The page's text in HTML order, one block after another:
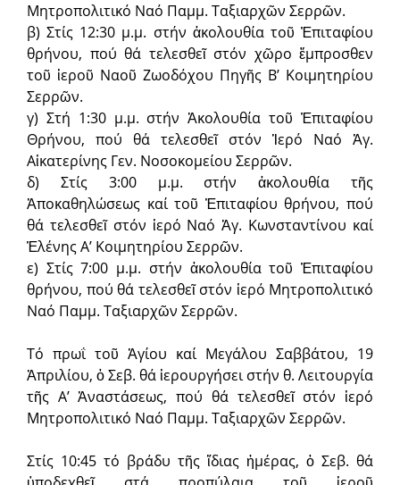
Μητροπολιτικό Ναό Παμμ. Ταξιαρχῶν Σερρῶν.
β) Στίς 12:30 μ.μ. στήν ἀκολουθία τοῦ Ἐπιταφίου
θρήνου, πού θά τελεσθεῖ στόν χῶρο ἔμπροσθεν
τοῦ ἱεροῦ Ναοῦ Ζωοδόχου Πηγῆς Β’ Κοιμητηρίου
Σερρῶν.
γ) Στή 1:30 μ.μ. στήν Ἀκολουθία τοῦ Ἐπιταφίου
Θρήνου, πού θά τελεσθεῖ στόν Ἱερό Ναό Ἁγ.
Αἰκατερίνης Γεν. Νοσοκομείου Σερρῶν.
δ) Στίς 3:00 μ.μ. στήν ἀκολουθία τῆς
Ἀποκαθηλώσεως καί τοῦ Ἐπιτα­φίου θρήνου, πού
θά τελεσθεῖ στόν ἱερό Ναό Ἁγ. Κωνσταντίνου καί
Ἑλένης Α’ Κοιμητηρίου Σερρῶν.
ε) Στίς 7:00 μ.μ. στήν ἀκολουθία τοῦ Ἐπιταφίου
θρήνου, πού θά τελεσθεῖ στόν ἱερό Μητροπολιτικό
Ναό Παμμ. Ταξιαρχῶν Σερρῶν.
Τό πρωΐ τοῦ Ἁγίου καί Μεγάλου Σαββάτου, 19
Ἀπριλίου, ὁ Σεβ. θά ἱερουργήσει στήν θ. Λειτουργία
τῆς Α’ Ἀναστάσεως, πού θά τελεσθεῖ στόν ἱερό
Μητροπολιτικό Ναό Παμμ. Ταξιαρχῶν Σερρῶν.
Στίς 10:45 τό βράδυ τῆς ἴδιας ἡμέρας, ὁ Σεβ. θά